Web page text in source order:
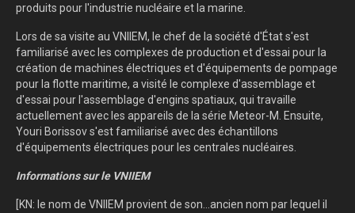
produits pour l'industrie nucléaire et la marine.
Lors de sa visite au VNIIEM, le chef de la société d'État s'est
familiarisé avec les complexes de production et d'essai pour la
création de machines électriques et d'équipements de pompage
pour la flotte maritime, a visité le complexe d'assemblage et
d'essai pour l'assemblage d'engins spatiaux, qui travaille
actuellement avec les appareils de la série Meteor-M. Ensuite,
Youri Borissov s'est familiarisé avec des échantillons
d'équipements électriques pour les centrales nucléaires.
Informations sur le VNIIEM
[KN: le nom de VNIIEM provient de son...ancien nom par lequel il